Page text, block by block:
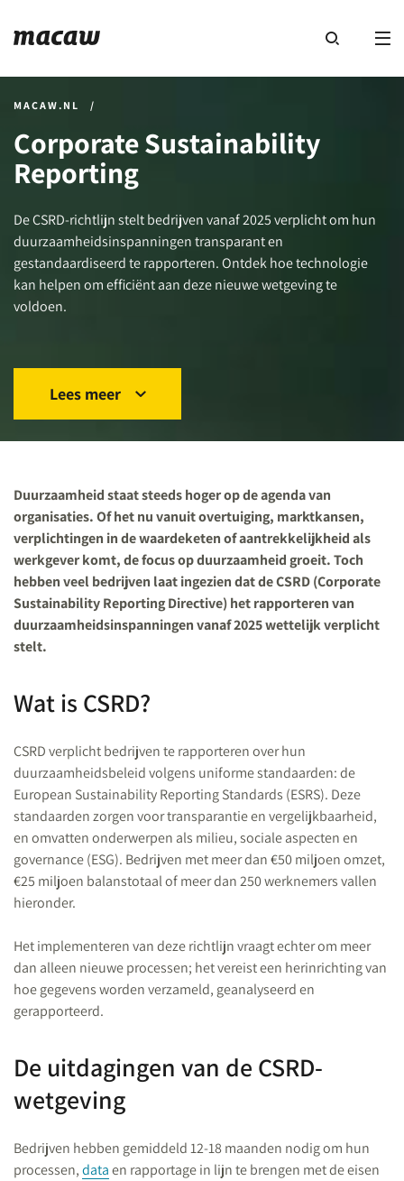
MACAW.NL /
Corporate Sustainability
Reporting
De CSRD-richtlijn stelt bedrijven vanaf 2025 verplicht om hun
duurzaamheidsinspanningen transparant en
gestandaardiseerd te rapporteren. Ontdek hoe technologie
kan helpen om efficiënt aan deze nieuwe wetgeving te
voldoen.
Lees meer
Duurzaamheid staat steeds hoger op de agenda van
organisaties. Of het nu vanuit overtuiging, marktkansen,
verplichtingen in de waardeketen of aantrekkelijkheid als
werkgever komt, de focus op duurzaamheid groeit. Toch
hebben veel bedrijven laat ingezien dat de CSRD (Corporate
Sustainability Reporting Directive) het rapporteren van
duurzaamheidsinspanningen vanaf 2025 wettelijk verplicht
stelt.
Wat is CSRD?
CSRD verplicht bedrijven te rapporteren over hun
duurzaamheidsbeleid volgens uniforme standaarden: de
European Sustainability Reporting Standards (ESRS). Deze
standaarden zorgen voor transparantie en vergelijkbaarheid,
en omvatten onderwerpen als milieu, sociale aspecten en
governance (ESG). Bedrijven met meer dan €50 miljoen omzet,
€25 miljoen balanstotaal of meer dan 250 werknemers vallen
hieronder.
Het implementeren van deze richtlijn vraagt echter om meer
dan alleen nieuwe processen; het vereist een herinrichting van
hoe gegevens worden verzameld, geanalyseerd en
gerapporteerd.
De uitdagingen van de CSRD-
wetgeving
Bedrijven hebben gemiddeld 12-18 maanden nodig om hun
processen,dataen rapportage in lijn te brengen met de eisen